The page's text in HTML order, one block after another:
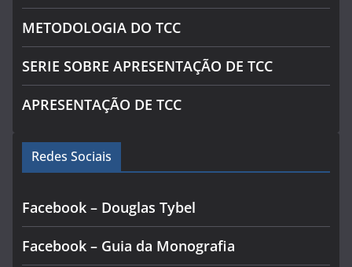
METODOLOGIA DO TCC
SERIE SOBRE APRESENTAÇÃO DE TCC
APRESENTAÇÃO DE TCC
Redes Sociais
Facebook – Douglas Tybel
Facebook – Guia da Monografia